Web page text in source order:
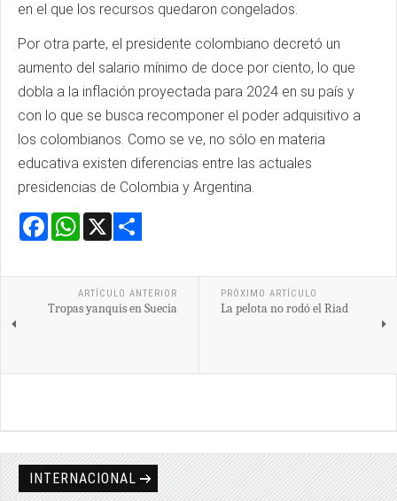
en el que los recursos quedaron congelados.
Por otra parte, el presidente colombiano decretó un
aumento del salario mínimo de doce por ciento, lo que
dobla a la inflación proyectada para 2024 en su país y
con lo que se busca recomponer el poder adquisitivo a
los colombianos. Como se ve, no sólo en materia
educativa existen diferencias entre las actuales
presidencias de Colombia y Argentina.
Facebook
WhatsApp
ARTÍCULO ANTERIOR
Tropas yanquis en Suecia
PRÓXIMO ARTÍCULO
La pelota no rodó el Riad
INTERNACIONAL